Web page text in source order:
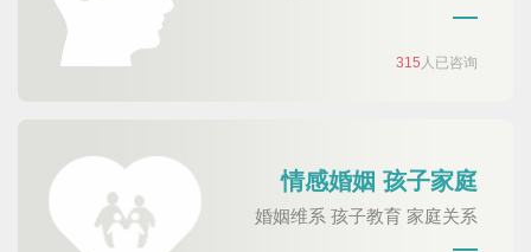
315 人已咨询
情感婚姻 孩子家庭
婚姻维系 孩子教育 家庭关系